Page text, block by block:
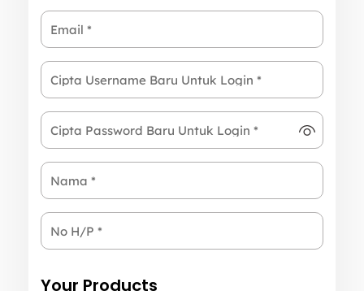
Email *
Cipta Username Baru Untuk Login *
Cipta Password Baru Untuk Login *
Nama *
No H/P *
Your Products